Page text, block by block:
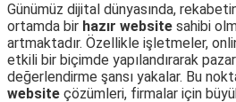
Günümüz dijital dünyasında,
ortamda bir hazır website sahibi
artmaktadır. Özellikle işletmeler,
etkili bir biçimde yapılandırarak
değerlendirme şansı yakalar. Bu
website çözümleri, firmalar için